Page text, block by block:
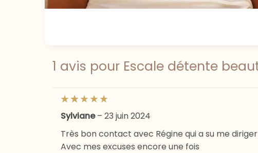
1 avis pour Escale détente
Sylviane– 23 juin 2024
Très bon contact avec Régine qui a su me
Avec mes excuses encore une fois